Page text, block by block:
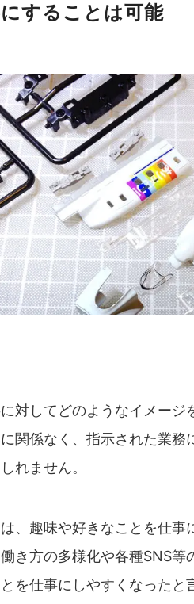
することは可能
対してどのようなイメージ
関係なく、指示された業務
れません。
、趣味や好きなことを仕
き方の多様化や各種SNS
を仕事にしやすくなったと